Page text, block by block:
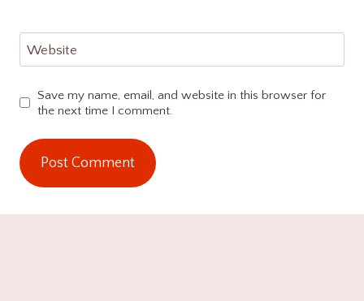
Website
Save my name, email, and website in this browser for
the next time I comment.